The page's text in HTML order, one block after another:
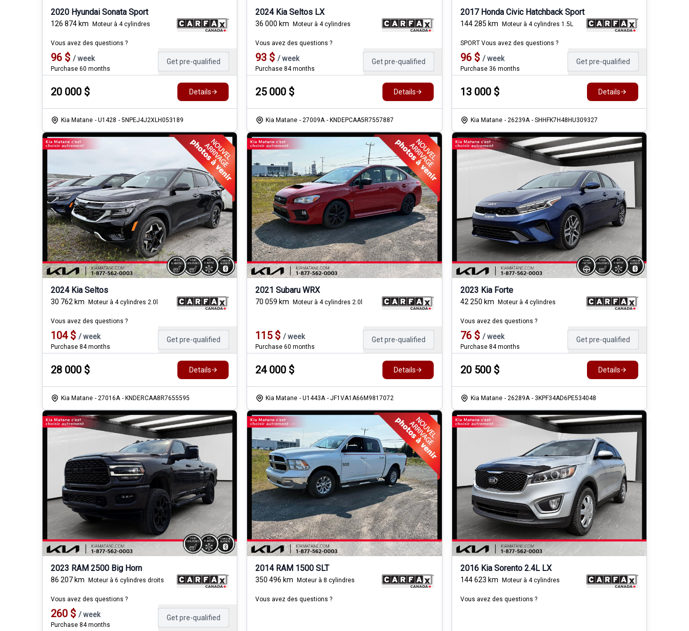
2020 Hyundai Sonata Sport
126 874 km Moteur à 4 cylindres
Vous avez des questions ?
96 $ /week
Purchase 60 months
Get pre-qualified
20 000 $ Details
Kia Matane - U1428 - 5NPEJ4J2XLH053189
2024 Kia Seltos LX
36 000 km Moteur à 4 cylindres
Vous avez des questions ?
93 $ / week
Purchase 84 months
Get pre-qualified
25 000 $ Details
Kia Matane - 27009A - KNDEPCAA5R7557887
2017 Honda Civic Hatchback Sport
144 285 km Moteur à 4 cylindres 1.5L
SPORT Vous avez des questions ?
96$ / week
Purchase 36 months
Get pre-qualified
13 000$ Details
Kia Matane - 26239A - SHHFK7H48HU309327
2024 Kia Seltos
30 762 km Moteur à 4 cylindres 2.0l
Vous avez des questions ?
104$ /week
Purchase 84 months
Get pre-qualified
28 000 $ Details
Kia Matane - 27016A - KNDERCAA8R7655595
2021 Subaru WRX
70 059 km Moteur à 4 cylindres 2.0l
115$ / week
Purchase 60 months
Get pre-qualified
24 000 $ Details
Kia Matane - U1443A - JF1VA1A66M9817072
2023 Kia Forte
42 250 km Moteur à 4 cylindres
Vous avez des questions ?
76$ / week
Purchase 84 months
Get pre-qualified
20 500$ Details
Kia Matane - 26289A - 3KPF34AD6PE534048
2023 RAM 2500 Big Horn
86 207 km Moteur à 6 cylindres droits
Vous avez des questions ?
260 $ /week
Purchase 84 months
Get pre-qualified
2014 RAM 1500 SLT
350 496 km Moteur à 8 cylindres
Vous avez des questions ?
2016 Kia Sorento 2.4L LX
144 623 km Moteur à 4 cylindres
Vous avez des questions ?